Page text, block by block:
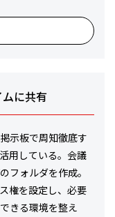
に共有
示板で周知徹底す
用している。会議
フォルダを作成。
権を設定し、必要
きる環境を整え